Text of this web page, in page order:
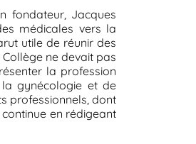
fondateur, Jacques
médicales vers la
utile de réunir des
ne devait pas
la profession
gynécologie et de
professionnels, dont
en rédigeant